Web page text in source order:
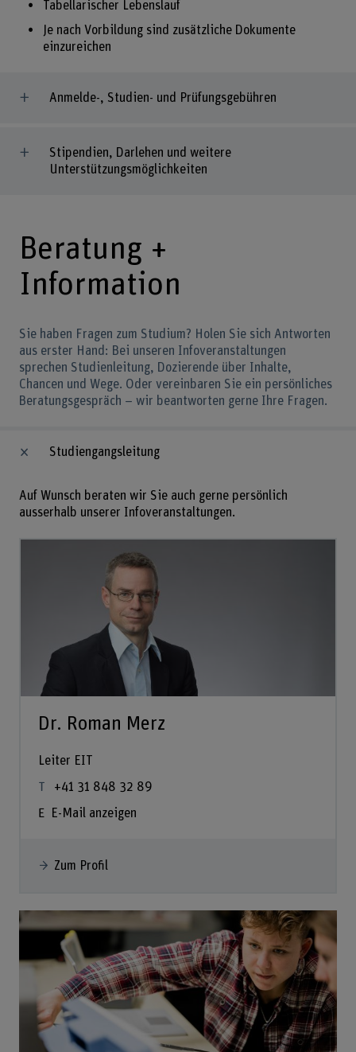
Tabellarischer Lebenslauf
Je nach Vorbildung sind zusätzliche Dokumente
einzureichen
Anmelde-, Studien- und Prüfungsgebühren
Stipendien, Darlehen und weitere
Unterstützungsmöglichkeiten
Beratung +
Information
Sie haben Fragen zum Studium? Holen Sie sich Antworten
aus erster Hand: Bei unseren Infoveranstaltungen
sprechen Studienleitung, Dozierende über Inhalte,
Chancen und Wege. Oder vereinbaren Sie ein persönliches
Beratungsgespräch – wir beantworten gerne Ihre Fragen.
Studiengangsleitung
Auf Wunsch beraten wir Sie auch gerne persönlich
ausserhalb unserer Infoveranstaltungen.
Dr. Roman Merz
Leiter EIT
+41 31 848 32 89
E-Mail anzeigen
Zum Profil